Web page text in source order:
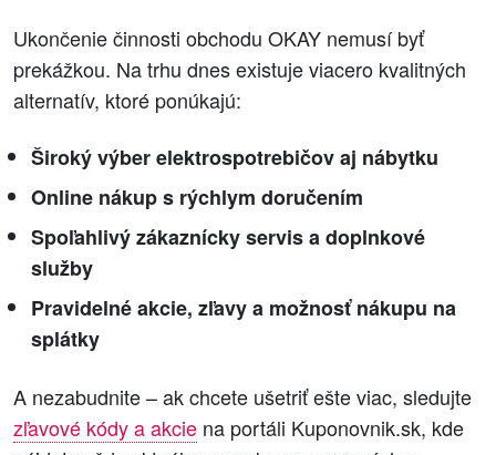
Ukončenie činnosti obchodu OKAY nemusí byť
prekážkou. Na trhu dnes existuje viacero kvalitných
alternatív, ktoré ponúkajú:
Široký výber elektrospotrebičov aj nábytku
Online nákup s rýchlym doručením
Spoľahlivý zákaznícky servis a doplnkové
služby
Pravidelné akcie, zľavy a možnosť nákupu na
splátky
A nezabudnite – ak chcete ušetriť ešte viac, sledujte
zľavové kódy a akcie na portáli Kuponovnik.sk, kde